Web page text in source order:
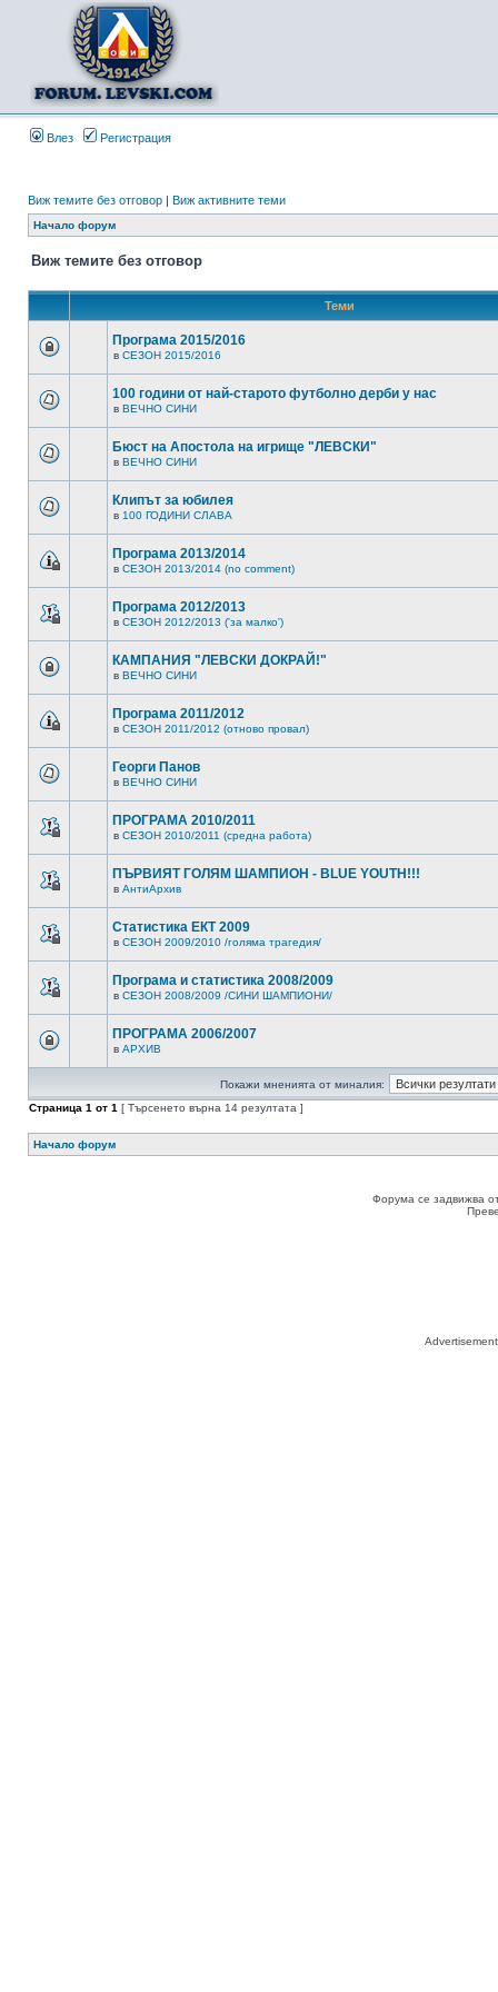
Влез Регистрация
Виж темите без отговор | Виж активните теми
Начало форум
Виж темите без отговор
Теми
Програма 2015/2016
в СЕЗОН 2015/2016
100 години от най-старото футболно дерби у нас
в ВЕЧНО СИНИ
Бюст на Апостола на игрище "ЛЕВСКИ"
в ВЕЧНО СИНИ
Клипът за юбилея
в 100 ГОДИНИ СЛАВА
Програма 2013/2014
в СЕЗОН 2013/2014 (no comment)
Програма 2012/2013
в СЕЗОН 2012/2013 ('за малко')
КАМПАНИЯ "ЛЕВСКИ ДОКРАЙ!"
в ВЕЧНО СИНИ
Програма 2011/2012
в СЕЗОН 2011/2012 (отново провал)
Георги Панов
в ВЕЧНО СИНИ
ПРОГРАМА 2010/2011
в СЕЗОН 2010/2011 (средна работа)
ПЪРВИЯТ ГОЛЯМ ШАМПИОН - BLUE YOUTH!!!
в АнтиАрхив
Статистика ЕКТ 2009
в СЕЗОН 2009/2010 /голяма трагедия/
Програма и статистика 2008/2009
в СЕЗОН 2008/2009 /СИНИ ШАМПИОНИ/
ПРОГРАМА 2006/2007
в АРХИВ
Покажи мненията от миналия:
Страница 1 от 1 [ Търсенето върна 14 резултата ]
Начало форум
Форума се задвижва